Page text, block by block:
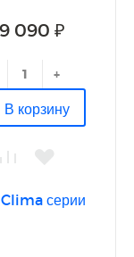
090 ₽
+
В корзину
серии